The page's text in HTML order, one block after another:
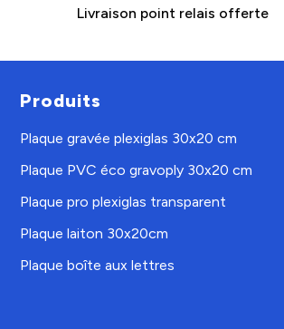
Livraison point relais offerte
Produits
Plaque gravée plexiglas 30x20 cm
Plaque PVC éco gravoply 30x20 cm
Plaque pro plexiglas transparent
Plaque laiton 30x20cm
Plaque boîte aux lettres